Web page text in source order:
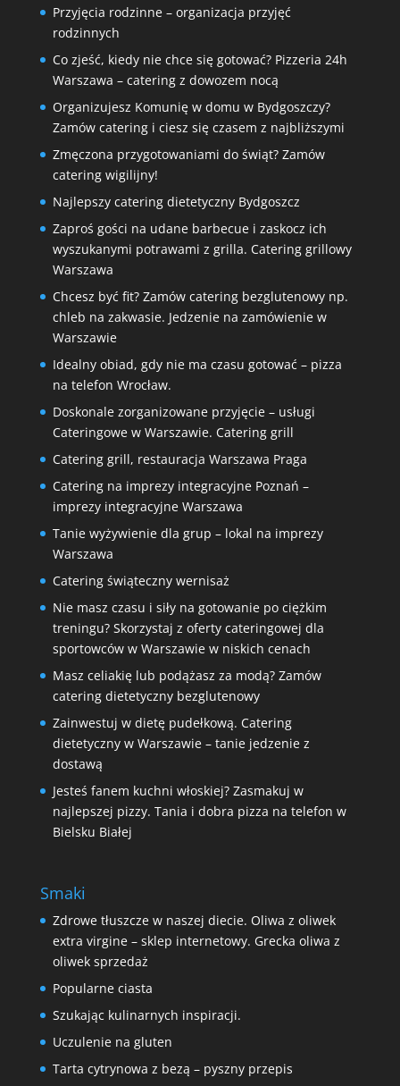
Przyjęcia rodzinne – organizacja przyjęć
rodzinnych
Co zjeść, kiedy nie chce się gotować? Pizzeria 24h
Warszawa – catering z dowozem nocą
Organizujesz Komunię w domu w Bydgoszczy?
Zamów catering i ciesz się czasem z najbliższymi
Zmęczona przygotowaniami do świąt? Zamów
catering wigilijny!
Najlepszy catering dietetyczny Bydgoszcz
Zaproś gości na udane barbecue i zaskocz ich
wyszukanymi potrawami z grilla. Catering grillowy
Warszawa
Chcesz być fit? Zamów catering bezglutenowy np.
chleb na zakwasie. Jedzenie na zamówienie w
Warszawie
Idealny obiad, gdy nie ma czasu gotować – pizza
na telefon Wrocław.
Doskonale zorganizowane przyjęcie – usługi
Cateringowe w Warszawie. Catering grill
Catering grill, restauracja Warszawa Praga
Catering na imprezy integracyjne Poznań –
imprezy integracyjne Warszawa
Tanie wyżywienie dla grup – lokal na imprezy
Warszawa
Catering świąteczny wernisaż
Nie masz czasu i siły na gotowanie po ciężkim
treningu? Skorzystaj z oferty cateringowej dla
sportowców w Warszawie w niskich cenach
Masz celiakię lub podążasz za modą? Zamów
catering dietetyczny bezglutenowy
Zainwestuj w dietę pudełkową. Catering
dietetyczny w Warszawie – tanie jedzenie z
dostawą
Jesteś fanem kuchni włoskiej? Zasmakuj w
najlepszej pizzy. Tania i dobra pizza na telefon w
Bielsku Białej
Smaki
Zdrowe tłuszcze w naszej diecie. Oliwa z oliwek
extra virgine – sklep internetowy. Grecka oliwa z
oliwek sprzedaż
Popularne ciasta
Szukając kulinarnych inspiracji.
Uczulenie na gluten
Tarta cytrynowa z bezą – pyszny przepis